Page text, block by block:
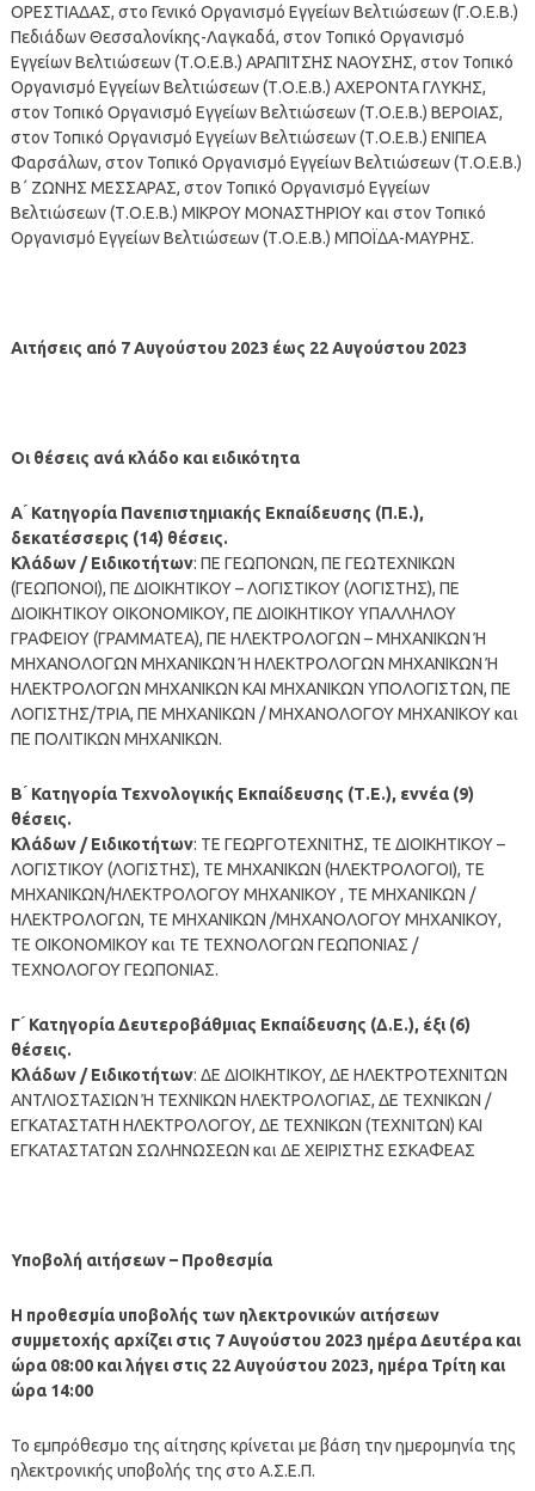
ΟΡΕΣΤΙΑΔΑΣ, στο Γενικό Οργανισμό Εγγείων Βελτιώσεων (Γ.Ο.Ε.Β.)
Πεδιάδων Θεσσαλονίκης-Λαγκαδά, στον Τοπικό Οργανισμό
Εγγείων Βελτιώσεων (Τ.Ο.Ε.Β.) ΑΡΑΠΙΤΣΗΣ ΝΑΟΥΣΗΣ, στον Τοπικό
Οργανισμό Εγγείων Βελτιώσεων (Τ.Ο.Ε.Β.) ΑΧΕΡΟΝΤΑ ΓΛΥΚΗΣ,
στον Τοπικό Οργανισμό Εγγείων Βελτιώσεων (Τ.Ο.Ε.Β.) ΒΕΡΟΙΑΣ,
στον Τοπικό Οργανισμό Εγγείων Βελτιώσεων (Τ.Ο.Ε.Β.) ΕΝΙΠΕΑ
Φαρσάλων, στον Τοπικό Οργανισμό Εγγείων Βελτιώσεων (Τ.Ο.Ε.Β.)
Β΄ ΖΩΝΗΣ ΜΕΣΣΑΡΑΣ, στον Τοπικό Οργανισμό Εγγείων
Βελτιώσεων (Τ.Ο.Ε.Β.) ΜΙΚΡΟΥ ΜΟΝΑΣΤΗΡΙΟΥ και στον Τοπικό
Οργανισμό Εγγείων Βελτιώσεων (Τ.Ο.Ε.Β.) ΜΠΟΪΔΑ-ΜΑΥΡΗΣ.
Αιτήσεις από 7 Αυγούστου 2023 έως 22 Αυγούστου 2023
Οι θέσεις ανά κλάδο και ειδικότητα
Α ́ Κατηγορία Πανεπιστημιακής Εκπαίδευσης (Π.Ε.),
δεκατέσσερις (14) θέσεις.
Κλάδων / Ειδικοτήτων: ΠΕ ΓΕΩΠΟΝΩΝ, ΠΕ ΓΕΩΤΕΧΝΙΚΩΝ
(ΓΕΩΠΟΝΟΙ), ΠΕ ΔΙΟΙΚΗΤΙΚΟΥ – ΛΟΓΙΣΤΙΚΟΥ (ΛΟΓΙΣΤΗΣ), ΠΕ
ΔΙΟΙΚΗΤΙΚΟΥ ΟΙΚΟΝΟΜΙΚΟΥ, ΠΕ ΔΙΟΙΚΗΤΙΚΟΥ ΥΠΑΛΛΗΛΟΥ
ΓΡΑΦΕΙΟΥ (ΓΡΑΜΜΑΤΕΑ), ΠΕ ΗΛΕΚΤΡΟΛΟΓΩΝ – ΜΗΧΑΝΙΚΩΝ Ή
ΜΗΧΑΝΟΛΟΓΩΝ ΜΗΧΑΝΙΚΩΝ Ή ΗΛΕΚΤΡΟΛΟΓΩΝ ΜΗΧΑΝΙΚΩΝ Ή
ΗΛΕΚΤΡΟΛΟΓΩΝ ΜΗΧΑΝΙΚΩΝ ΚΑΙ ΜΗΧΑΝΙΚΩΝ ΥΠΟΛΟΓΙΣΤΩΝ, ΠΕ
ΛΟΓΙΣΤΗΣ/ΤΡΙΑ, ΠΕ ΜΗΧΑΝΙΚΩΝ / ΜΗΧΑΝΟΛΟΓΟΥ ΜΗΧΑΝΙΚΟΥ και
ΠΕ ΠΟΛΙΤΙΚΩΝ ΜΗΧΑΝΙΚΩΝ.
Β ́ Κατηγορία Τεχνολογικής Εκπαίδευσης (Τ.Ε.), εννέα (9)
θέσεις.
Κλάδων / Ειδικοτήτων: TΕ ΓΕΩΡΓΟΤΕΧΝΙΤΗΣ, ΤΕ ΔΙΟΙΚΗΤΙΚΟΥ –
ΛΟΓΙΣΤΙΚΟΥ (ΛΟΓΙΣΤΗΣ), ΤΕ ΜΗΧΑΝΙΚΩΝ (ΗΛΕΚΤΡΟΛΟΓΟΙ), ΤΕ
ΜΗΧΑΝΙΚΩΝ/ΗΛΕΚΤΡΟΛΟΓΟΥ ΜΗΧΑΝΙΚΟΥ , ΤΕ ΜΗΧΑΝΙΚΩΝ /
ΗΛΕΚΤΡΟΛΟΓΩΝ, ΤΕ ΜΗΧΑΝΙΚΩΝ /ΜΗΧΑΝΟΛΟΓΟΥ ΜΗΧΑΝΙΚΟΥ,
TΕ ΟΙΚΟΝΟΜΙΚΟΥ και ΤΕ ΤΕΧΝΟΛΟΓΩΝ ΓΕΩΠΟΝΙΑΣ /
ΤΕΧΝΟΛΟΓΟΥ ΓΕΩΠΟΝΙΑΣ.
Γ ́ Κατηγορία Δευτεροβάθμιας Εκπαίδευσης (Δ.Ε.), έξι (6)
θέσεις.
Κλάδων / Ειδικοτήτων: ΔΕ ΔΙΟΙΚΗΤΙΚΟΥ, ΔΕ ΗΛΕΚΤΡΟΤΕΧΝΙΤΩΝ
ΑΝΤΛΙΟΣΤΑΣΙΩΝ Ή ΤΕΧΝΙΚΩΝ ΗΛΕΚΤΡΟΛΟΓΙΑΣ, ΔΕ ΤΕΧΝΙΚΩΝ /
ΕΓΚΑΤΑΣΤΑΤΗ ΗΛΕΚΤΡΟΛΟΓΟΥ, ΔΕ ΤΕΧΝΙΚΩΝ (ΤΕΧΝΙΤΩΝ) ΚΑΙ
ΕΓΚΑΤΑΣΤΑΤΩΝ ΣΩΛΗΝΩΣΕΩΝ και ΔΕ ΧΕΙΡΙΣΤΗΣ ΕΣΚΑΦΕΑΣ
Υποβολή αιτήσεων – Προθεσμία
Η προθεσμία υποβολής των ηλεκτρονικών αιτήσεων
συμμετοχής αρχίζει στις 7 Αυγούστου 2023 ημέρα Δευτέρα και
ώρα 08:00 και λήγει στις 22 Αυγούστου 2023, ημέρα Τρίτη και
ώρα 14:00
Το εμπρόθεσμο της αίτησης κρίνεται με βάση την ημερομηνία της
ηλεκτρονικής υποβολής της στο Α.Σ.Ε.Π.